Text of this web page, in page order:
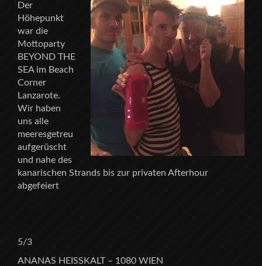
Der
Höhepunkt
war die
Mottoparty
BEYOND THE
SEA im Beach
Corner
Lanzarote.
Wir haben
uns alle
meeresgetreu
aufgerüscht
und nahe des
kanarischen Strands bis zur privaten Afterhour
abgefeiert
5/3
ANANAS HEISSKALT – 1080 WIEN